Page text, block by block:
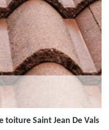
toiture Saint Jean De Vals